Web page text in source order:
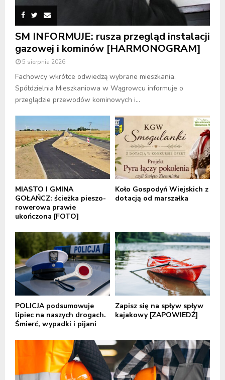
SM INFORMUJE: rusza przegląd instalacji
gazowej i kominów [HARMONOGRAM]
5 sierpnia 2026
Fachowcy wkrótce odwiedzą wybrane mieszkania.
Spółdzielnia Mieszkaniowa w Wągrowcu informuje o
przeglądzie przewodów kominowych i...
MIASTO I GMINA
GOŁAŃCZ: ścieżka pieszo-
rowerowa prawie
ukończona [FOTO]
Koło Gospodyń Wiejskich z
dotacją od marszałka
POLICJA podsumowuje
lipiec na naszych drogach.
Śmierć, wypadki i pijani
Zapisz się na spływ spływ
kajakowy [ZAPOWIEDŹ]